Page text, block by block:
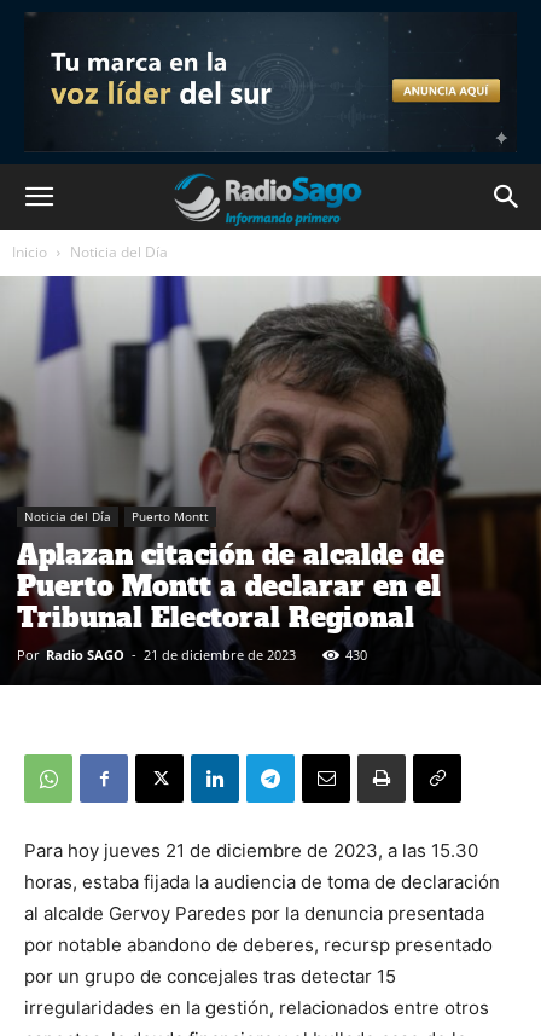
Inicio Noticia del Día
Noticia del Día Puerto Montt
Aplazan citación de alcalde de
Puerto Montt a declarar en el
Tribunal Electoral Regional
Por Radio SAGO - 21 de diciembre de 2023 430
Para hoy jueves 21 de diciembre de 2023, a las 15.30
horas, estaba fijada la audiencia de toma de declaración
al alcalde Gervoy Paredes por la denuncia presentada
por notable abandono de deberes, recursp presentado
por un grupo de concejales tras detectar 15
irregularidades en la gestión, relacionados entre otros